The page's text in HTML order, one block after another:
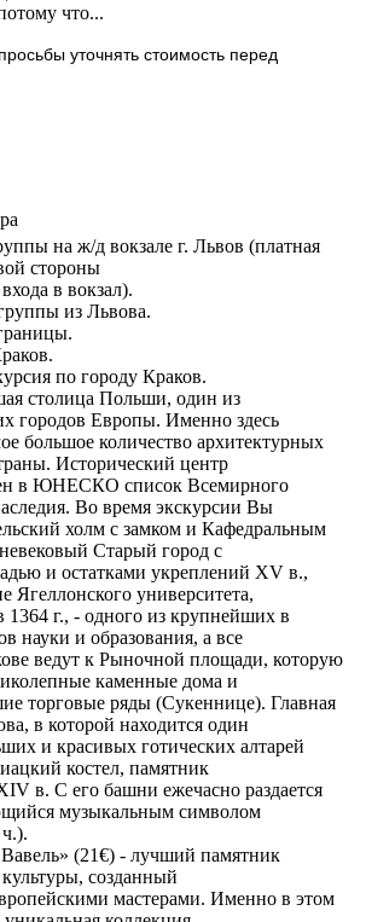
что...
уточнять стоимость перед
на ж/д вокзале г. Львов (платная
стороны
в вокзал).
из Львова.
по городу Краков.
столица Польши, один из
городов Европы. Именно здесь
большое количество архитектурных
Исторический центр
в ЮНЕСКО список Всемирного
Во время экскурсии Вы
холм с замком и Кафедральным
Старый город с
и остатками укреплений XV в.,
Ягеллонского университета,
1364 г., - одного из крупнейших в
науки и образования, а все
ведут к Рыночной площади, которую
каменные дома и
торговые ряды (Сукеннице). Главная
в которой находится один
и красивых готических алтарей
костел, памятник
в. С его башни ежечасно раздается
музыкальным символом
(21€) - лучший памятник
созданный
мастерами. Именно в этом